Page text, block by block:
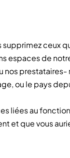
de
ou le pays
liées au
et que vous